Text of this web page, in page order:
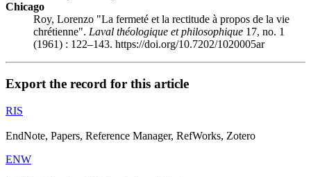
Chicago
Roy, Lorenzo "La fermeté et la rectitude à propos de la vie
chrétienne". Laval théologique et philosophique 17, no. 1
(1961) : 122–143. https://doi.org/10.7202/1020005ar
Export the record for this article
RIS
EndNote, Papers, Reference Manager, RefWorks, Zotero
ENW